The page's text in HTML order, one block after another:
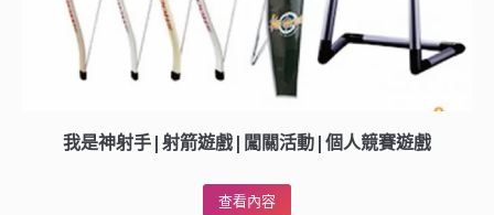
我是神射手|射箭遊戲|闖關活動|個人競賽遊戲
查看內容